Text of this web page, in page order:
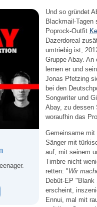
Und so gründet
Blackmail-Tagen
Poprock-Outfit
Dazerdoreal
umtriebig ist,
Gruppe Abay.
lernen er und
Jonas Pfetzing
bei den
Songwriter und
Abay, zu dessen
woraufhin das
Gemeinsame
Sänger mit
auf, mit seinem
Timbre nicht
retten: "Wir
Debüt-EP "Blank
erscheint,
Ennui, mal mit